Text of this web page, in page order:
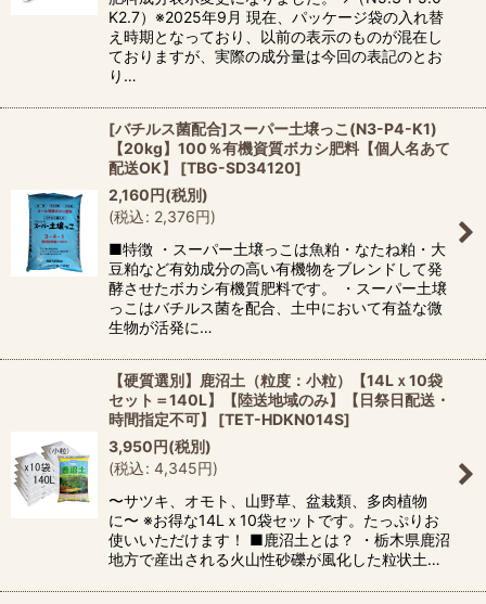
K2.7）※2025年9月 現在、パッケージ袋の入れ替
え時期となっており、以前の表示のものが混在し
ておりますが、実際の成分量は今回の表記のとお
り…
[バチルス菌配合]スーパー土壌っこ(N3-P4-K1)
【20kg】100％有機資質ボカシ肥料【個人名あて
配送OK】
[TBG-SD34120]
2,160円(税別)
(税込: 2,376円)
■特徴 ・スーパー土壌っこは魚粕・なたね粕・大
豆粕など有効成分の高い有機物をブレンドして発
酵させたボカシ有機質肥料です。 ・スーパー土壌
っこはバチルス菌を配合、土中において有益な微
生物が活発に…
【硬質選別】鹿沼土（粒度：小粒）【14Lｘ10袋
セット＝140L】【陸送地域のみ】【日祭日配送・
時間指定不可】
[TET-HDKN014S]
3,950円(税別)
(税込: 4,345円)
〜サツキ、オモト、山野草、盆栽類、多肉植物
に〜 ※お得な14Lｘ10袋セットです。たっぷりお
使いいただけます！ ■鹿沼土とは？ ・栃木県鹿沼
地方で産出される火山性砂礫が風化した粒状土…